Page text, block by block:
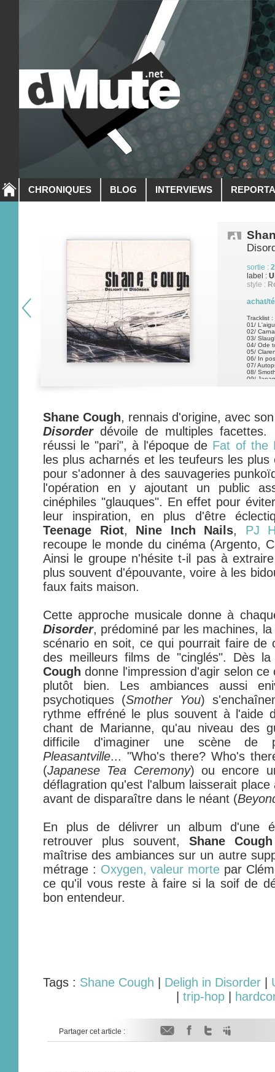
CHRONIQUES BLOG INTERVIEWS
sortie :
label :
style :
achat/
Tracklist :
01/
02/
03/
04/ Ode
05/
06/ In
07/
08/
09/
Shane Cough, rennais d'origine, avec
Disorderdévoile de multiples
réussi le "pari", à l'époque de Fat of the
les plus acharnés et les teufeurs les
pour s'adonner à des sauvageries
l'opération en y ajoutant un public
cinéphiles "glauques". En effet pour
leur inspiration, en plus d'être
Teenage Riot, Nine Inch Nails, PJ
recoupe le monde du cinéma (Argento,
Ainsi le groupe n'hésite t-il pas à
plus souvent d'épouvante, voire à les
faux faits maison.
Cette approche musicale donne à
Disorder, prédominé par les machines,
scénario en soit, ce qui pourrait faire de
des meilleurs films de "cinglés". Dès
Cough donne l'impression d'agir selon
plutôt bien. Les ambiances aussi
psychotiques (Smother You)
rythme effréné le plus souvent à l'aide
chant de Marianne, qu'au niveau des
difficile d'imaginer une scène de
Pleasantville... "Who's there? Who's
(Japanese Tea Ceremony) ou encore
déflagration qu'est l'album laisserait
avant de disparaître dans le néant (
En plus de délivrer un album d'une
retrouver plus souvent, Shane Cough
maîtrise des ambiances sur un autre
métrage : Oxygen, valeur morte par
ce qu'il vous reste à faire si la soif de
bon entendeur.
Tags : Shane Cough Deligh in Disorder
trip-hop|
Partager cet article :